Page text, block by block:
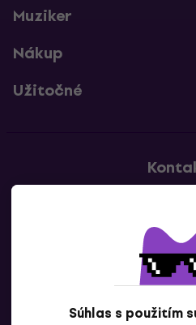
Súhlas s použitím
Muziker
Nákup
Užitočné